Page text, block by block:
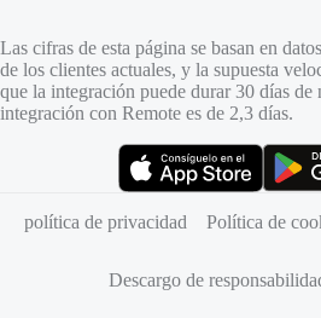
Las cifras de esta página se basan en
de los clientes actuales, y la supuesta
que la integración puede durar 30 días
integración con Remote es de 2,3 días.
política de privacidad
Política de
Descargo de